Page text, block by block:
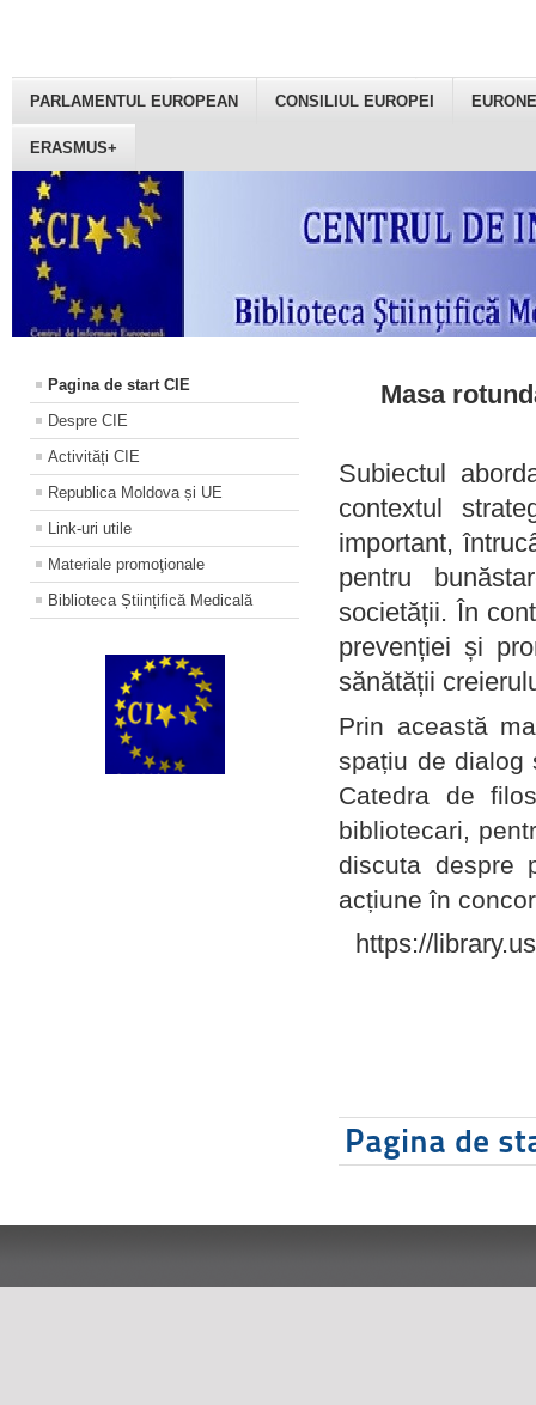
PARLAMENTUL EUROPEAN CONSILIUL EUROPEI
ERASMUS+
Pagina de start CIE
Despre CIE
Activități CIE
Republica Moldova și UE
Link-uri utile
Materiale promoţionale
Biblioteca Științifică Medicală
Masa
Subiectul
contextul
important,
pentru
societății. În
prevenției și
sănătății
Prin această
spațiu de dialog
Catedra de
bibliotecari,
discuta despre
acțiune în
https://
Pagina de